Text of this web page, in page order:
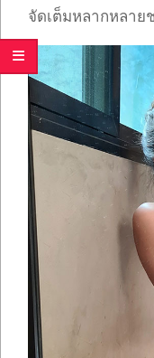
จัดเต็มหลากหลาย